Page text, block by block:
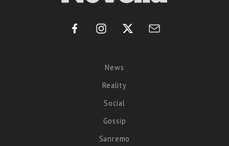
News
Reality
Social
Gossip
Sanremo